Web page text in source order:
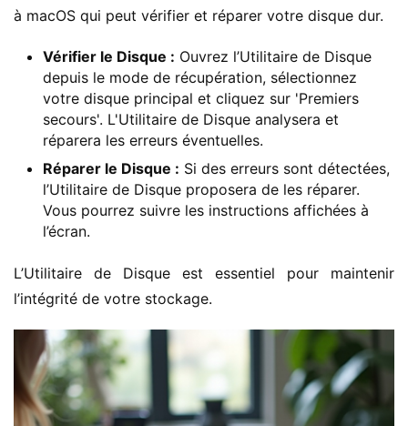
à macOS qui peut vérifier et réparer votre disque dur.
Vérifier le Disque : Ouvrez l’Utilitaire de Disque
depuis le mode de récupération, sélectionnez
votre disque principal et cliquez sur 'Premiers
secours'. L'Utilitaire de Disque analysera et
réparera les erreurs éventuelles.
Réparer le Disque : Si des erreurs sont détectées,
l’Utilitaire de Disque proposera de les réparer.
Vous pourrez suivre les instructions affichées à
l’écran.
L’Utilitaire de Disque est essentiel pour maintenir
l’intégrité de votre stockage.